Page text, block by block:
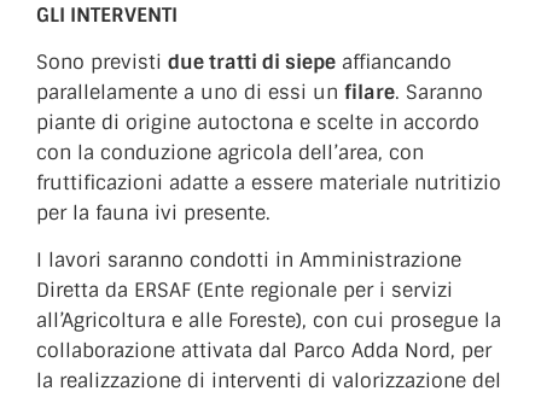
GLI INTERVENTI
Sono previsti due tratti di siepe affiancando
parallelamente a uno di essi un filare. Saranno
piante di origine autoctona e scelte in accordo
con la conduzione agricola dell’area, con
fruttificazioni adatte a essere materiale nutritizio
per la fauna ivi presente.
I lavori saranno condotti in Amministrazione
Diretta da ERSAF (Ente regionale per i servizi
all’Agricoltura e alle Foreste), con cui prosegue la
collaborazione attivata dal Parco Adda Nord, per
la realizzazione di interventi di valorizzazione del